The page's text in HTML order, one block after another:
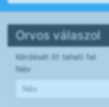
Orvos válaszol
Kérdését itt teheti fel
Név